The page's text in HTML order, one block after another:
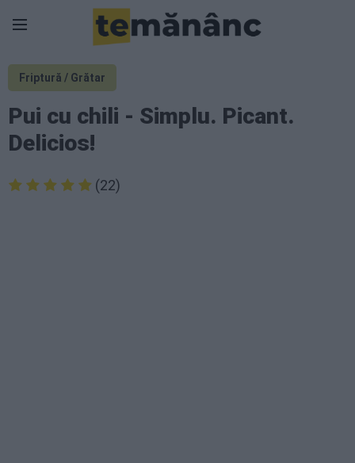
Friptură / Grătar
Pui cu chili - Simplu. Picant.
Delicios!
(22)